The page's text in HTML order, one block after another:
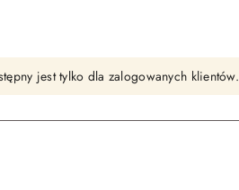
jest tylko dla zalogowanych klientów.